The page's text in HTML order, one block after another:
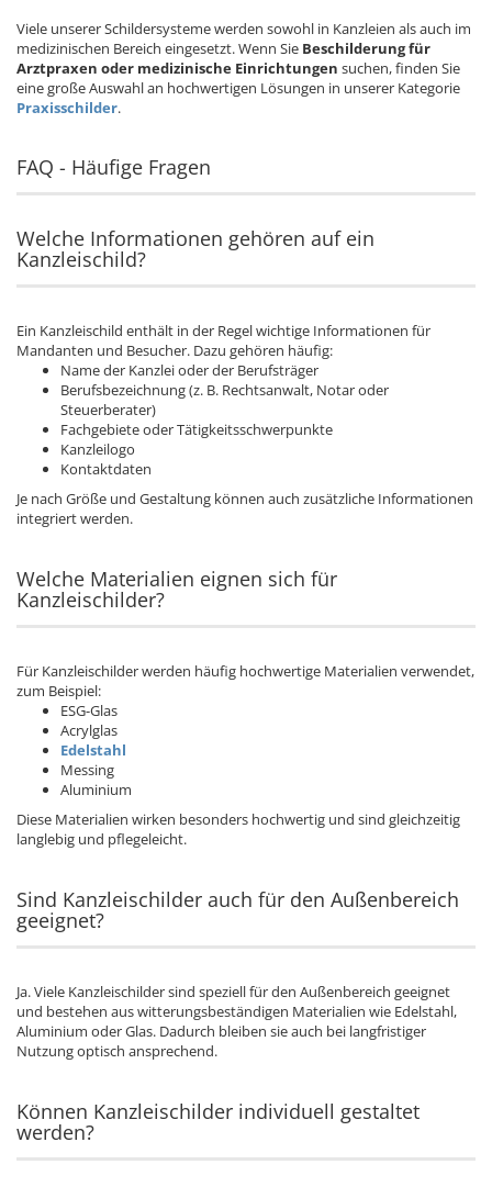
Viele unserer Schildersysteme werden sowohl in Kanzleien als auch im
medizinischen Bereich eingesetzt. Wenn Sie Beschilderung für
Arztpraxen oder medizinische Einrichtungen suchen, finden Sie
eine große Auswahl an hochwertigen Lösungen in unserer Kategorie
Praxisschilder.
FAQ - Häufige Fragen
Welche Informationen gehören auf ein
Kanzleischild?
Ein Kanzleischild enthält in der Regel wichtige Informationen für
Mandanten und Besucher. Dazu gehören häufig:
Name der Kanzlei oder der Berufsträger
Berufsbezeichnung (z. B. Rechtsanwalt, Notar oder
Steuerberater)
Fachgebiete oder Tätigkeitsschwerpunkte
Kanzleilogo
Kontaktdaten
Je nach Größe und Gestaltung können auch zusätzliche Informationen
integriert werden.
Welche Materialien eignen sich für
Kanzleischilder?
Für Kanzleischilder werden häufig hochwertige Materialien verwendet,
zum Beispiel:
ESG-Glas
Acrylglas
Edelstahl
Messing
Aluminium
Diese Materialien wirken besonders hochwertig und sind gleichzeitig
langlebig und pflegeleicht.
Sind Kanzleischilder auch für den Außenbereich
geeignet?
Ja. Viele Kanzleischilder sind speziell für den Außenbereich geeignet
und bestehen aus witterungsbeständigen Materialien wie Edelstahl,
Aluminium oder Glas. Dadurch bleiben sie auch bei langfristiger
Nutzung optisch ansprechend.
Können Kanzleischilder individuell gestaltet
werden?